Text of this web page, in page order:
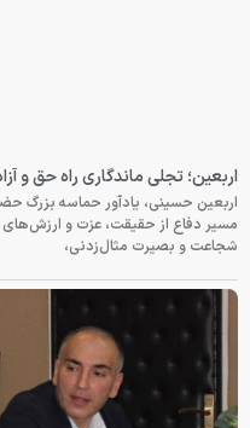
اربعین؛ تجلی ماندگاری راه حق و
اربعین حسینی، یادآور حماسه بزرگ
مسیر دفاع از حقیقت، عزت و
شجاعت و بصیرت مثال‌زدنی،